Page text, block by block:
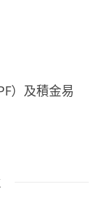
）及積金易
策略
訴人